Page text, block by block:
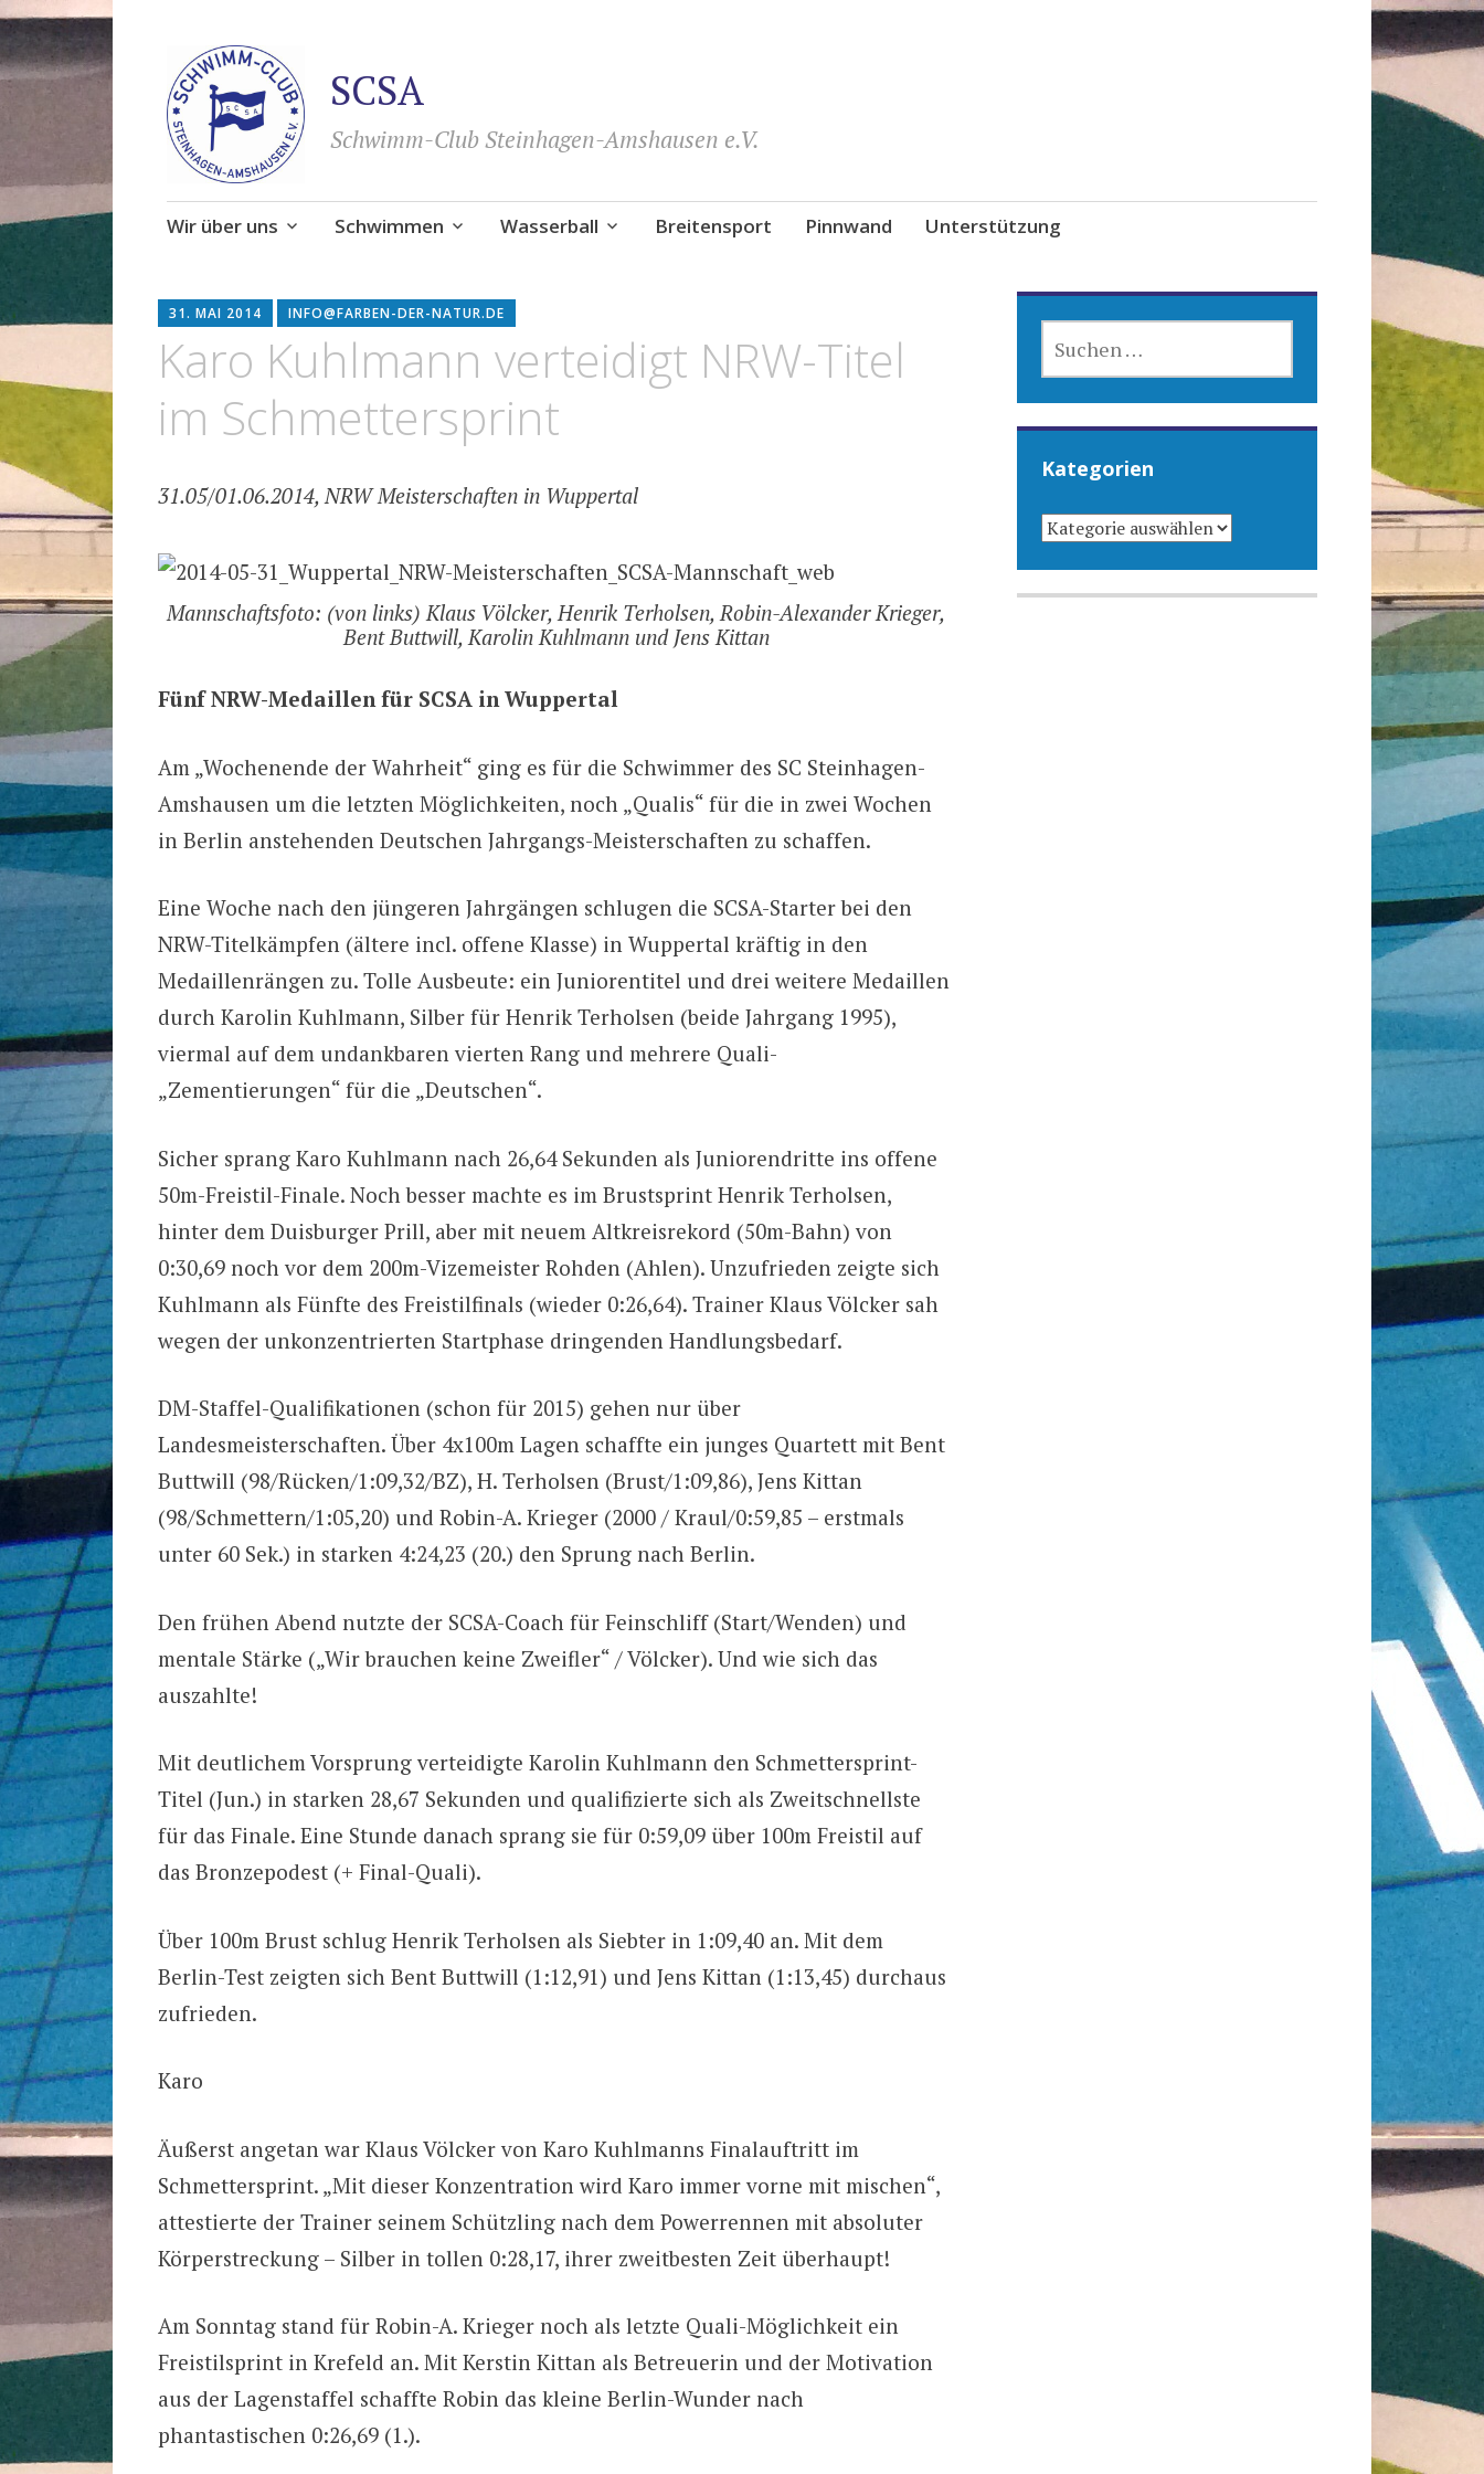
SCSA
Schwimm-Club Steinhagen-Amshausen e.V.
Zum
Wir über uns Schwimmen Wasserball Breitensport Pinnwand Unterstützung
31. MAI 2014 INFO@FARBEN-DER-NATUR.DE
Karo Kuhlmann verteidigt NRW-Titel
im Schmettersprint
31.05/01.06.2014, NRW Meisterschaften in Wuppertal
Mannschaftsfoto: (von links) Klaus Völcker, Henrik Terholsen, Robin-Alexander Krieger,
Bent Buttwill, Karolin Kuhlmann und Jens Kittan
Fünf NRW-Medaillen für SCSA in Wuppertal
Am „Wochenende der Wahrheit“ ging es für die Schwimmer des SC Steinhagen-
Amshausen um die letzten Möglichkeiten, noch „Qualis“ für die in zwei Wochen
in Berlin anstehenden Deutschen Jahrgangs-Meisterschaften zu schaffen.
Eine Woche nach den jüngeren Jahrgängen schlugen die SCSA-Starter bei den
NRW-Titelkämpfen (ältere incl. offene Klasse) in Wuppertal kräftig in den
Medaillenrängen zu. Tolle Ausbeute: ein Juniorentitel und drei weitere Medaillen
durch Karolin Kuhlmann, Silber für Henrik Terholsen (beide Jahrgang 1995),
viermal auf dem undankbaren vierten Rang und mehrere Quali-
„Zementierungen“ für die „Deutschen“.
Sicher sprang Karo Kuhlmann nach 26,64 Sekunden als Juniorendritte ins offene
50m-Freistil-Finale. Noch besser machte es im Brustsprint Henrik Terholsen,
hinter dem Duisburger Prill, aber mit neuem Altkreisrekord (50m-Bahn) von
0:30,69 noch vor dem 200m-Vizemeister Rohden (Ahlen). Unzufrieden zeigte sich
Kuhlmann als Fünfte des Freistilfinals (wieder 0:26,64). Trainer Klaus Völcker sah
wegen der unkonzentrierten Startphase dringenden Handlungsbedarf.
DM-Staffel-Qualifikationen (schon für 2015) gehen nur über
Landesmeisterschaften. Über 4x100m Lagen schaffte ein junges Quartett mit Bent
Buttwill (98/Rücken/1:09,32/BZ), H. Terholsen (Brust/1:09,86), Jens Kittan
(98/Schmettern/1:05,20) und Robin-A. Krieger (2000 / Kraul/0:59,85 – erstmals
unter 60 Sek.) in starken 4:24,23 (20.) den Sprung nach Berlin.
Den frühen Abend nutzte der SCSA-Coach für Feinschliff (Start/Wenden) und
mentale Stärke („Wir brauchen keine Zweifler“ / Völcker). Und wie sich das
auszahlte!
Mit deutlichem Vorsprung verteidigte Karolin Kuhlmann den Schmettersprint-
Titel (Jun.) in starken 28,67 Sekunden und qualifizierte sich als Zweitschnellste
für das Finale. Eine Stunde danach sprang sie für 0:59,09 über 100m Freistil auf
das Bronzepodest (+ Final-Quali).
Über 100m Brust schlug Henrik Terholsen als Siebter in 1:09,40 an. Mit dem
Berlin-Test zeigten sich Bent Buttwill (1:12,91) und Jens Kittan (1:13,45) durchaus
zufrieden.
Karo
Äußerst angetan war Klaus Völcker von Karo Kuhlmanns Finalauftritt im
Schmettersprint. „Mit dieser Konzentration wird Karo immer vorne mit mischen“,
attestierte der Trainer seinem Schützling nach dem Powerrennen mit absoluter
Körperstreckung – Silber in tollen 0:28,17, ihrer zweitbesten Zeit überhaupt!
Am Sonntag stand für Robin-A. Krieger noch als letzte Quali-Möglichkeit ein
Freistilsprint in Krefeld an. Mit Kerstin Kittan als Betreuerin und der Motivation
aus der Lagenstaffel schaffte Robin das kleine Berlin-Wunder nach
phantastischen 0:26,69 (1.).
NACH:
Kategorien
KATEGORIEN